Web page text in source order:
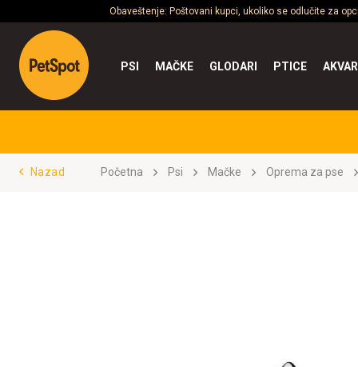
Obaveštenje: Poštovani kupci, ukoliko se odlučite za
PSI MAČKE GLODARI PTICE
Nazad Početna Psi Mačke Oprema za pse